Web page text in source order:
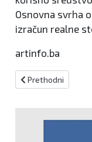
Osnovna svrha
izračun realne
artinfo.ba
Prethodni članak:
Prethodni